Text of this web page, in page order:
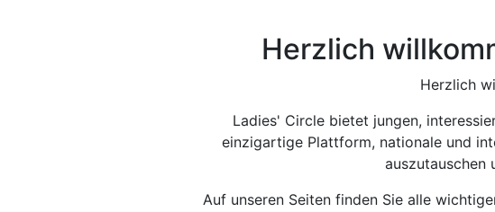
Herzlich
Herzlich
Ladies' Circle bietet jungen,
einzigartige Plattform, nationale und
auszutauschen
Auf unseren Seiten finden Sie alle